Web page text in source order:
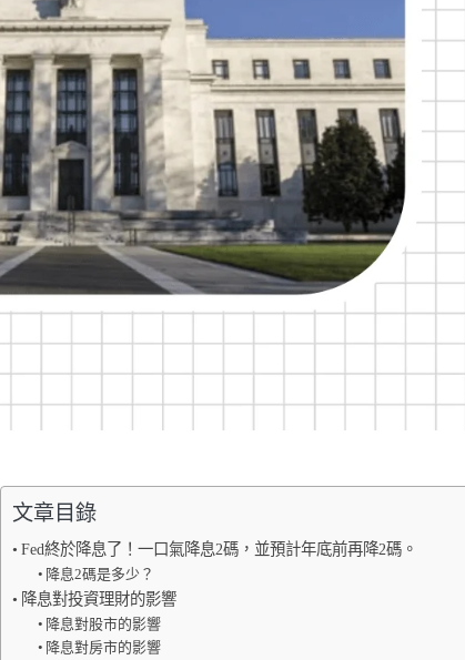
文章目錄
Fed終於降息了！一口氣降息2碼，並預計年底前再降2碼。
降息2碼是多少？
降息對投資理財的影響
降息對股市的影響
降息對房市的影響